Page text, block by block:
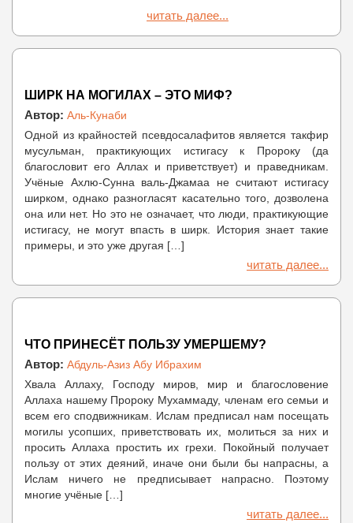
читать далее...
ШИРК НА МОГИЛАХ – ЭТО МИФ?
Автор: Аль-Кунаби
Одной из крайностей псевдосалафитов является такфир
мусульман, практикующих истигасу к Пророку (да
благословит его Аллах и приветствует) и праведникам.
Учёные Ахлю-Сунна валь-Джамаа не считают истигасу
ширком, однако разногласят касательно того, дозволена
она или нет. Но это не означает, что люди, практикующие
истигасу, не могут впасть в ширк. История знает такие
примеры, и это уже другая […]
читать далее...
ЧТО ПРИНЕСЁТ ПОЛЬЗУ УМЕРШЕМУ?
Автор: Абдуль-Азиз Абу Ибрахим
Хвала Аллаху, Господу миров, мир и благословение
Аллаха нашему Пророку Мухаммаду, членам его семьи и
всем его сподвижникам. Ислам предписал нам посещать
могилы усопших, приветствовать их, молиться за них и
просить Аллаха простить их грехи. Покойный получает
пользу от этих деяний, иначе они были бы напрасны, а
Ислам ничего не предписывает напрасно. Поэтому
многие учёные […]
читать далее...